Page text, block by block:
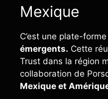
Mexique
C’est une plate-
émergents. Cette
Trust dans la région
collaboration de
Mexique et